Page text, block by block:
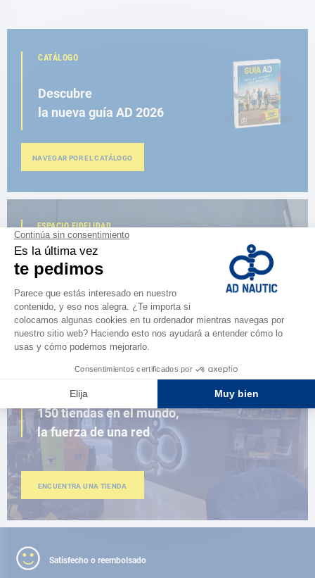
CATÁLOGO
Descubre
la nueva guía AD 2026
NAVEGAR POR EL CATÁLOGO
ESPACIO FIDELIDAD
¿Eres apasionado?
Benefíciate de ventajas exclusivas
AD FIDELITY
CERCA DE TI
150 tiendas en el mundo,
la fuerza de una red
ENCUENTRA UNA TIENDA
Satisfecho o reembolsado